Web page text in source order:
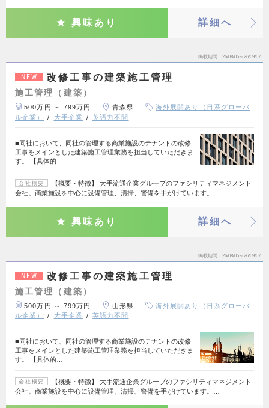
興味あり 詳細へ
掲載期間 26/08/05～26/09/07
NEW 改修工事の建築施工管理
施工管理（建築）
500万円 ～ 799万円 青森県
海外展開あり（日系グローバ
ル企業）
大手企業 英語力不問
■同社において、同社の管理する商業施設のテナントの改修
工事をメインとした建築施工管理業務を担当していただきま
す。 【具体的…
会社概要
【概要・特徴】 大手流通企業グループのファシリティマネジメント
会社。商業施設を中心に設備管理、清掃、警備を手がけています。…
興味あり 詳細へ
掲載期間 26/08/05～26/09/07
NEW 改修工事の建築施工管理
施工管理（建築）
500万円 ～ 799万円 山形県
海外展開あり（日系グローバ
ル企業）
大手企業 英語力不問
■同社において、同社の管理する商業施設のテナントの改修
工事をメインとした建築施工管理業務を担当していただきま
す。 【具体的…
会社概要
【概要・特徴】 大手流通企業グループのファシリティマネジメント
会社。商業施設を中心に設備管理、清掃、警備を手がけています。…